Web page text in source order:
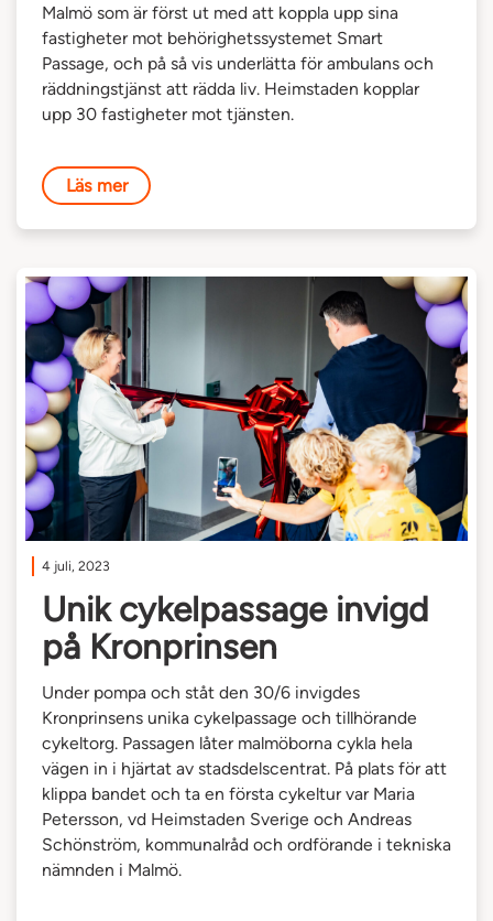
Malmö som är först ut med att koppla upp sina
fastigheter mot behörighetssystemet Smart
Passage, och på så vis underlätta för ambulans och
räddningstjänst att rädda liv. Heimstaden kopplar
upp 30 fastigheter mot tjänsten.
Läs mer
4 juli, 2023
Unik cykelpassage invigd
på Kronprinsen
Under pompa och ståt den 30/6 invigdes
Kronprinsens unika cykelpassage och tillhörande
cykeltorg. Passagen låter malmöborna cykla hela
vägen in i hjärtat av stadsdelscentrat. På plats för att
klippa bandet och ta en första cykeltur var Maria
Petersson, vd Heimstaden Sverige och Andreas
Schönström, kommunalråd och ordförande i tekniska
nämnden i Malmö.